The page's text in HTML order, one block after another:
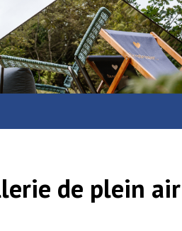
de plein